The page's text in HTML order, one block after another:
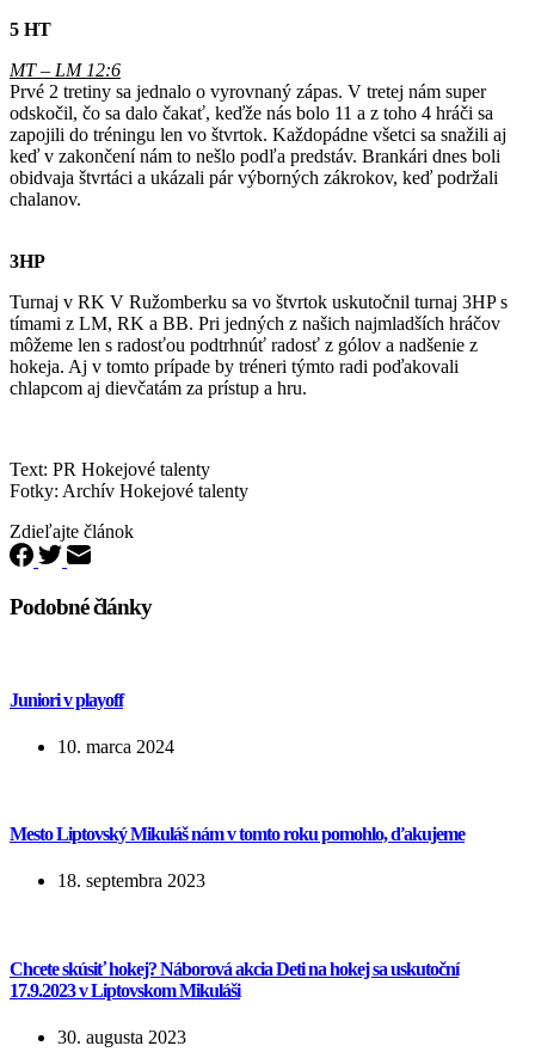
5 HT
MT – LM 12:6
Prvé 2 tretiny sa jednalo o vyrovnaný zápas. V tretej nám super
odskočil, čo sa dalo čakať, keďže nás bolo 11 a z toho 4 hráči sa
zapojili do tréningu len vo štvrtok. Každopádne všetci sa snažili aj
keď v zakončení nám to nešlo podľa predstáv. Brankári dnes boli
obidvaja štvrtáci a ukázali pár výborných zákrokov, keď podržali
chalanov.
3HP
Turnaj v RK V Ružomberku sa vo štvrtok uskutočnil turnaj 3HP s
tímami z LM, RK a BB. Pri jedných z našich najmladších hráčov
môžeme len s radosťou podtrhnúť radosť z gólov a nadšenie z
hokeja. Aj v tomto prípade by tréneri týmto radi poďakovali
chlapcom aj dievčatám za prístup a hru.
Text: PR Hokejové talenty
Fotky: Archív Hokejové talenty
Zdieľajte článok
Podobné články
Juniori v playoff
10. marca 2024
Mesto Liptovský Mikuláš nám v tomto roku pomohlo, ďakujeme
18. septembra 2023
Chcete skúsiť hokej? Náborová akcia Deti na hokej sa uskutoční
17.9.2023 v Liptovskom Mikuláši
30. augusta 2023